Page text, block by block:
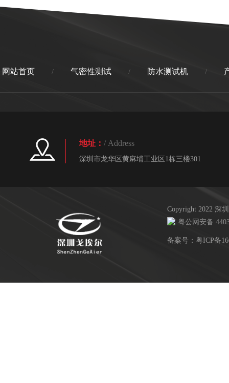
网站首页 / 气密性测试 / 防水测试机 /
地址： / Address
深圳市龙华区黄麻埔工业区1栋三楼301
Copyright 2022 深
粤公网安备
备案号： 粤ICP备